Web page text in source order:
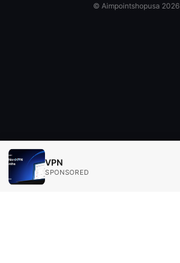
VPN
SPONSORED
© Aimpointshopusa 2026